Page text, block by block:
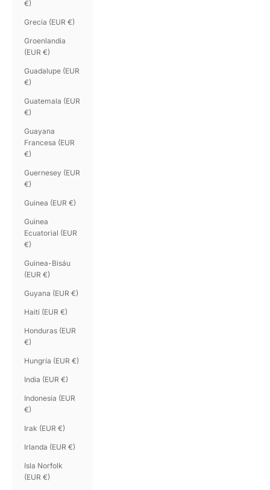
€)
Grecia (EUR €)
Groenlandia
(EUR €)
Guadalupe (EUR
€)
Guatemala (EUR
€)
Guayana
Francesa (EUR
€)
Guernesey (EUR
€)
Guinea (EUR €)
Guinea
Ecuatorial (EUR
€)
Guinea-Bisáu
(EUR €)
Guyana (EUR €)
Haití (EUR €)
Honduras (EUR
€)
Hungría (EUR €)
India (EUR €)
Indonesia (EUR
€)
Irak (EUR €)
Irlanda (EUR €)
Isla Norfolk
(EUR €)